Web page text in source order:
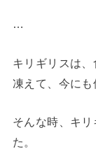
…
キリギリスは
凍えて、今にも
そんな時、キ
た。